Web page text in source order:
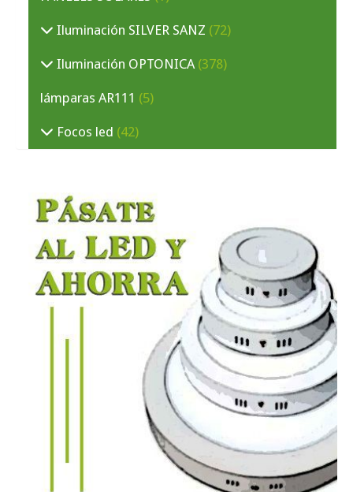
Iluminación SILVER SANZ (72)
Iluminación OPTONICA (378)
lámparas AR111 (5)
Focos led (42)